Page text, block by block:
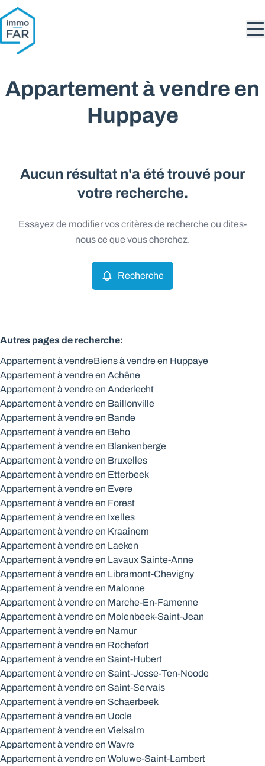
Aller au contenu principal
Appartement à vendre en
Huppaye
Aucun résultat n'a été trouvé pour
votre recherche.
Essayez de modifier vos critères de recherche ou dites-
nous ce que vous cherchez.
Recherche
Autres pages de recherche:
Appartement à vendreBiens à vendre en Huppaye
Appartement à vendre en Achêne
Appartement à vendre en Anderlecht
Appartement à vendre en Baillonville
Appartement à vendre en Bande
Appartement à vendre en Beho
Appartement à vendre en Blankenberge
Appartement à vendre en Bruxelles
Appartement à vendre en Etterbeek
Appartement à vendre en Evere
Appartement à vendre en Forest
Appartement à vendre en Ixelles
Appartement à vendre en Kraainem
Appartement à vendre en Laeken
Appartement à vendre en Lavaux Sainte-Anne
Appartement à vendre en Libramont-Chevigny
Appartement à vendre en Malonne
Appartement à vendre en Marche-En-Famenne
Appartement à vendre en Molenbeek-Saint-Jean
Appartement à vendre en Namur
Appartement à vendre en Rochefort
Appartement à vendre en Saint-Hubert
Appartement à vendre en Saint-Josse-Ten-Noode
Appartement à vendre en Saint-Servais
Appartement à vendre en Schaerbeek
Appartement à vendre en Uccle
Appartement à vendre en Vielsalm
Appartement à vendre en Wavre
Appartement à vendre en Woluwe-Saint-Lambert